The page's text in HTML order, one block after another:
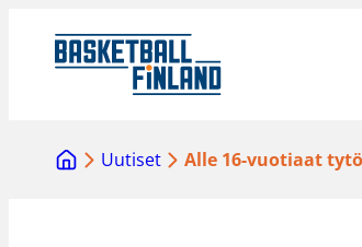
sisältöön
Uutiset Alle 16-vuotiaat